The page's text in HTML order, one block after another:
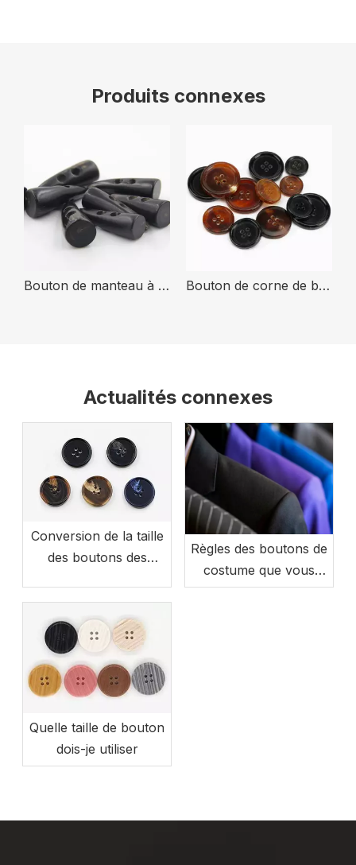
Produits connexes
Bouton de manteau à bascule vierge en os de corne véritable de buffle de couture personnalisé à 2 trous Bouton de corne de bœuf de vache, fabricant professionnel personnalisé, vente en gros, pour vêtements
Actualités connexes
Conversion de la taille
des boutons des
Règles des boutons de
costume que vous
devez connaître
Quelle taille de bouton
dois-je utiliser